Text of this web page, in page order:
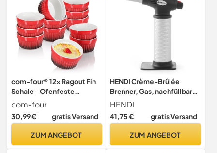
com-four® 12x Ragout Fin
Schale - Ofenfeste
Förmchen in rot - Creme
Brulee Schälchen -
Dessertschale mit je 185 ml
com-four
30,99 € gratis Versand
ZUM ANGEBOT
HENDI Crème-Brûlée
Brenner, Gas, nachfüllbar
(wird leer geliefert),
automatischer Zündung,
Standfuss, Küchenbrenner,
Gasbrenner, Butangas,
HENDI
41,75 € gratis Versand
ZUM ANGEBOT